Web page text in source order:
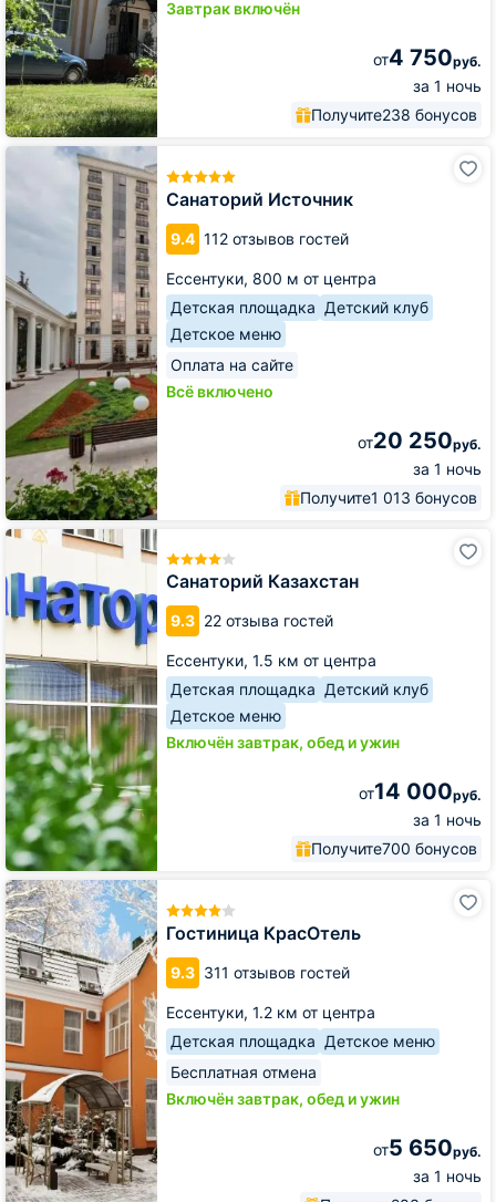
Завтрак включён
от4 750руб.
за 1 ночь
Получите238 бонусов
Санаторий Источник
9.4 112 отзывов гостей
Ессентуки, 800 м от центра
Детская площадка Детский клуб
Детское меню
Оплата на сайте
Всё включено
от20 250руб.
за 1 ночь
Получите1 013 бонусов
Санаторий
Санаторий Казахстан
9.3 22 отзыва гостей
Ессентуки, 1.5 км от центра
Детская площадка Детский клуб
Детское меню
Включён завтрак, обед и ужин
от14 000руб.
за 1 ночь
Получите700 бонусов
Санаторий
Гостиница КрасОтель
9.3 311 отзывов гостей
Ессентуки, 1.2 км от центра
Детская площадка Детское меню
Бесплатная отмена
Включён завтрак, обед и ужин
от5 650руб.
за 1 ночь
Гостиница
КрасОтель